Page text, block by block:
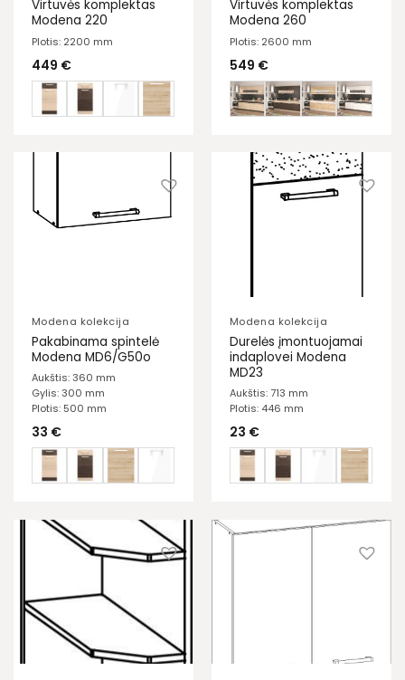
Virtuvės komplektas
Modena 220
Plotis: 2200 mm
449 €
Virtuvės komplektas
Modena 260
Plotis: 2600 mm
549 €
Modena kolekcija
Pakabinama spintelė
Modena MD6/G50o
Aukštis: 360 mm
Gylis: 300 mm
Plotis: 500 mm
33 €
Modena kolekcija
Durelės įmontuojamai
indaplovei Modena
MD23
Aukštis: 713 mm
Plotis: 446 mm
23 €